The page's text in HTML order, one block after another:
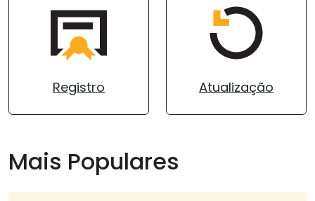
Registro Atualização
Mais Populares